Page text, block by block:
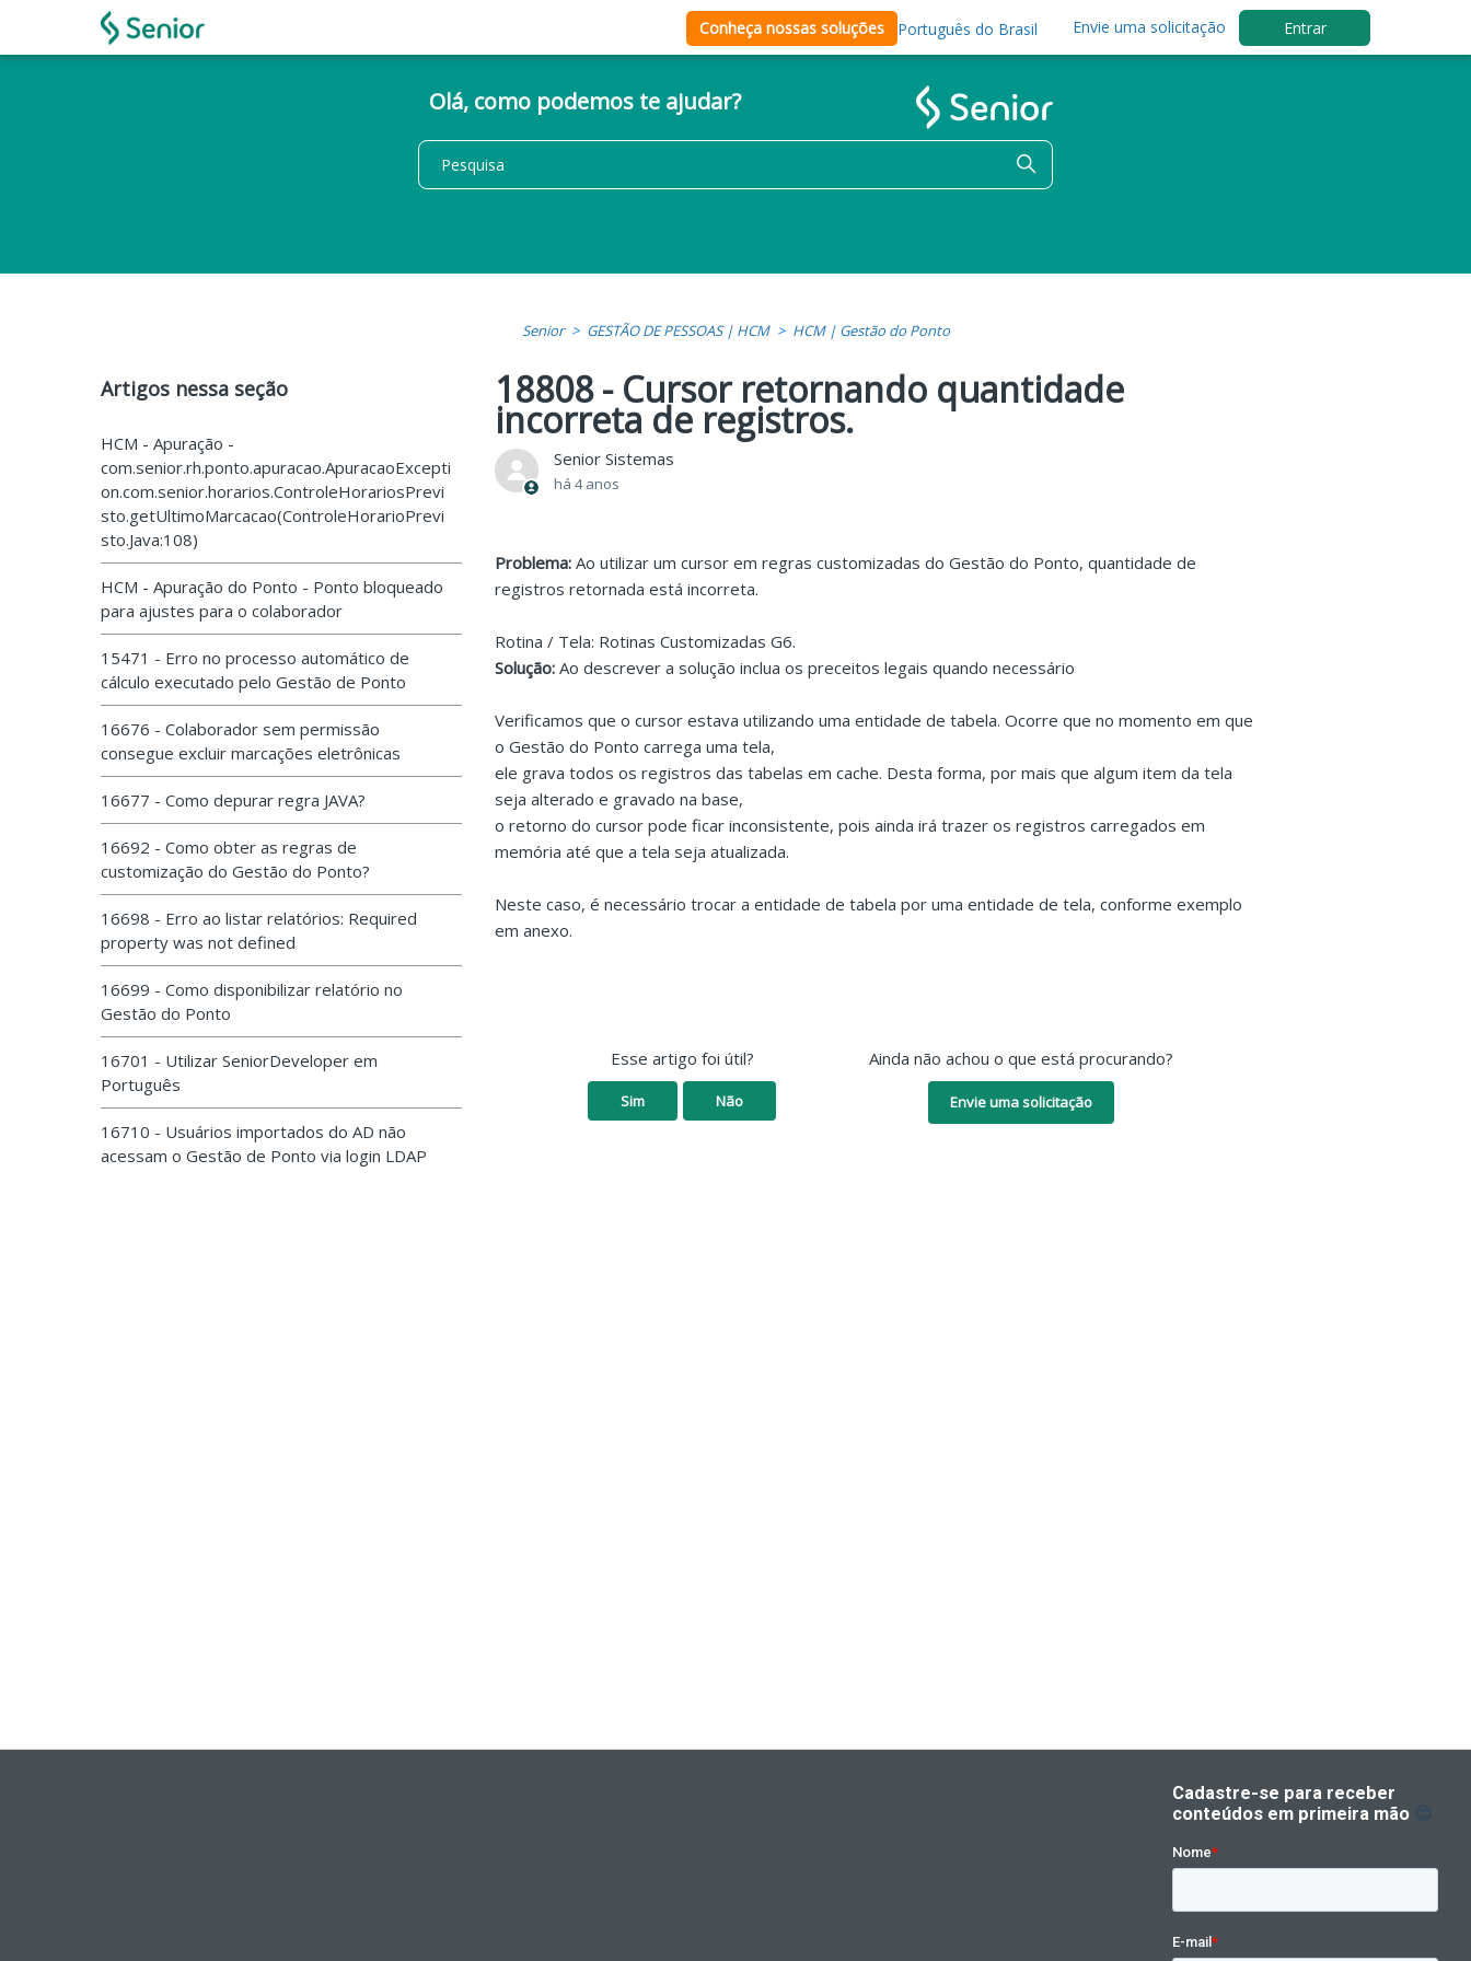
Conheça nossas soluções Português do Brasil Envie uma solicitação Entrar
Olá, como podemos te ajudar?
Senior GESTÃO DE PESSOAS | HCM HCM | Gestão do Ponto
Artigos nessa seção
HCM - Apuração -
com.senior.rh.ponto.apuracao.ApuracaoExcepti
on.com.senior.horarios.ControleHorariosPrevi
sto.getUltimoMarcacao(ControleHorarioPrevi
sto.Java:108)
HCM - Apuração do Ponto - Ponto bloqueado
para ajustes para o colaborador
15471 - Erro no processo automático de
cálculo executado pelo Gestão de Ponto
16676 - Colaborador sem permissão
consegue excluir marcações eletrônicas
16677 - Como depurar regra JAVA?
16692 - Como obter as regras de
customização do Gestão do Ponto?
16698 - Erro ao listar relatórios: Required
property was not defined
16699 - Como disponibilizar relatório no
Gestão do Ponto
16701 - Utilizar SeniorDeveloper em
Português
16710 - Usuários importados do AD não
acessam o Gestão de Ponto via login LDAP
18808 - Cursor retornando quantidade
incorreta de registros.
Senior Sistemas
há 4 anos
Problema: Ao utilizar um cursor em regras customizadas do Gestão do Ponto, quantidade de
registros retornada está incorreta.
Rotina / Tela: Rotinas Customizadas G6.
Solução: Ao descrever a solução inclua os preceitos legais quando necessário
Verificamos que o cursor estava utilizando uma entidade de tabela. Ocorre que no momento em que
o Gestão do Ponto carrega uma tela,
ele grava todos os registros das tabelas em cache. Desta forma, por mais que algum item da tela
seja alterado e gravado na base,
o retorno do cursor pode ficar inconsistente, pois ainda irá trazer os registros carregados em
memória até que a tela seja atualizada.
Neste caso, é necessário trocar a entidade de tabela por uma entidade de tela, conforme exemplo
em anexo.
Esse artigo foi útil?
Sim Não
Ainda não achou o que está procurando?
Envie uma solicitação